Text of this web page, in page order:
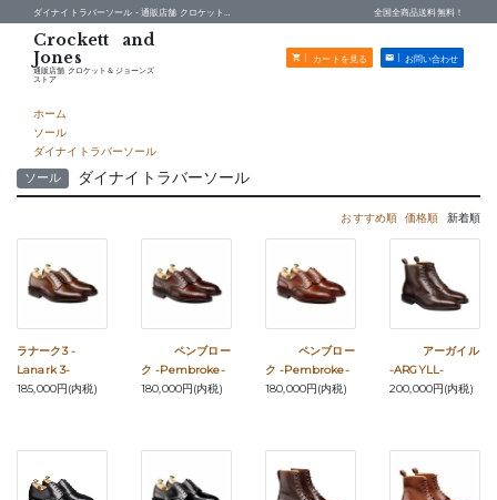
通販店舗 クロケット＆ジョーンズ
ストア
カートを見る お問い合わせ
ダイナイトラバーソール - 通販店舗 クロケット＆ジョーンズストア 全国全商品送料無料！
ホーム
ソール
ダイナイトラバーソール
ソール ダイナイトラバーソール
おすすめ順 価格順 新着順
ラナーク3 -
Lanark 3-
185,000円(内税)
ペンブロー
ク -Pembroke-
180,000円(内税)
ペンブロー
ク -Pembroke-
180,000円(内税)
アーガイル
-ARGYLL-
200,000円(内税)